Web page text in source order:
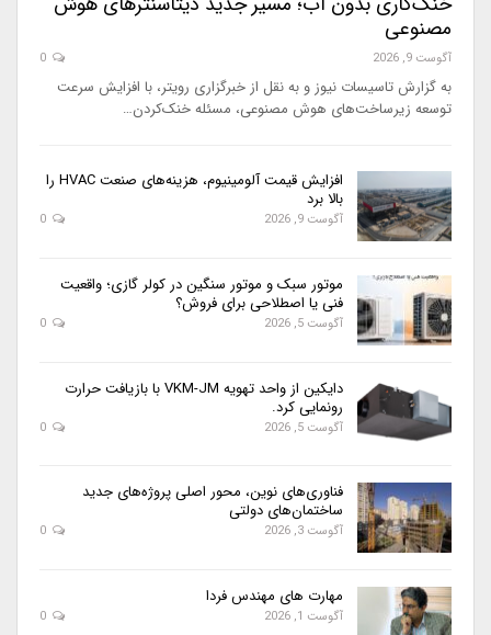
مصنوعی
آگوست 9, 2026
به گزارش تاسیسات نیوز و به نقل از خبرگزاری رویتر، با افزایش سرعت
توسعه زیرساخت‌های هوش مصنوعی، مسئله خنک‌کردن…
افزایش قیمت آلومینیوم، هزینه‌های صنعت HVAC را
بالا برد
آگوست 9, 2026
موتور سبک و موتور سنگین در کولر گازی؛ واقعیت
فنی یا اصطلاحی برای فروش؟
آگوست 5, 2026
دایکین از واحد تهویه VKM-JM با بازیافت حرارت
رونمایی کرد.
آگوست 5, 2026
فناوری‌های نوین، محور اصلی پروژه‌های جدید
ساختمان‌های دولتی
آگوست 3, 2026
مهارت های مهندس فردا
آگوست 1, 2026